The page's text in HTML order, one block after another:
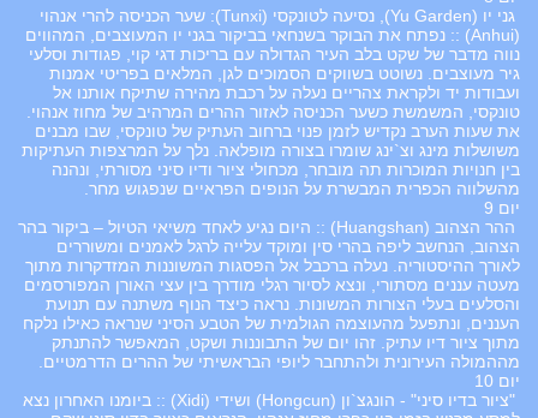
גני יו (Yu Garden), נסיעה לטונקסי (Tunxi): שער הכניסה להרי אנהוי
(Anhui) :: נפתח את הבוקר בשנחאי בביקור בגני יו המעוצבים, המהווים
נווה מדבר של שקט בלב העיר הגדולה עם בריכות דגי קוי, פגודות וסלעי
גיר מעוצבים. נשוטט בשווקים הסמוכים לגן, המלאים בפריטי אמנות
ועבודות יד ולקראת צהריים נעלה על רכבת מהירה שתיקח אותנו אל
טונקסי, המשמשת כשער הכניסה לאזור ההרים המרהיב של מחוז אנהוי.
את שעות הערב נקדיש לזמן פנוי ברחוב העתיק של טונקסי, שבו מבנים
משושלות מינג וצ`ינג שומרו בצורה מופלאה. נלך על המרצפות העתיקות
בין חנויות המוכרות תה מובחר, מכחולי ציור ודיו סיני מסורתי, ונהנה
מהשלווה הכפרית המבשרת על הנופים הפראיים שנפגוש מחר.
יום 9
ההר הצהוב (Huangshan) :: היום נגיע לאחד משיאי הטיול – ביקור בהר
הצהוב, הנחשב ליפה בהרי סין ומוקד עלייה לרגל לאמנים ומשוררים
לאורך ההיסטוריה. נעלה ברכבל אל הפסגות המשוננות המזדקרות מתוך
מעטה עננים מסתורי, ונצא לסיור רגלי מודרך בין עצי האורן המפורסמים
והסלעים בעלי הצורות המשונות. נראה כיצד הנוף משתנה עם תנועת
העננים, ונתפעל מהעוצמה הגולמית של הטבע הסיני שנראה כאילו נלקח
מתוך ציור דיו עתיק. זהו יום של התבוננות ושקט, המאפשר להתנתק
מההמולה העירונית ולהתחבר ליופי הבראשיתי של ההרים הדרמטיים.
יום 10
"ציור בדיו סיני" - הונגצ`ון (Hongcun) ושידי (Xidi) :: ביומנו האחרון נצא